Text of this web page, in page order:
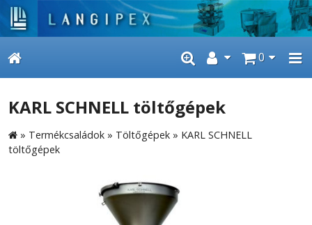
0
KARL SCHNELL töltőgépek
» Termékcsaládok » Töltőgépek » KARL SCHNELL
töltőgépek